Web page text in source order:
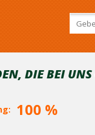
DIE BEI
100 %